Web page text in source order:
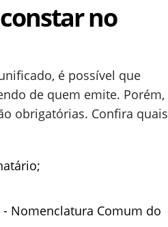
no
é possível que
de quem emite. Porém,
obrigatórias. Confira quais
Nomenclatura Comum do